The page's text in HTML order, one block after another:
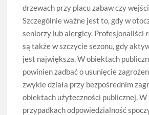
drzewach przy placu zabaw czy
Szczególnie ważne jest to, gdy w
seniorzy lub alergicy. Profesjonaliści
są także w szczycie sezonu, gdy
jest największa. W obiektach
powinien zadbać o usunięcie
zwykle działa przy bezpośrednim
obiektach użyteczności publicznej. W
przypadkach odpowiedzialność